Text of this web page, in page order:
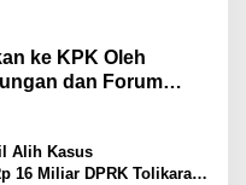
ke KPK Oleh
dan Forum
Alih Kasus
16 Miliar DPRK Tolikara